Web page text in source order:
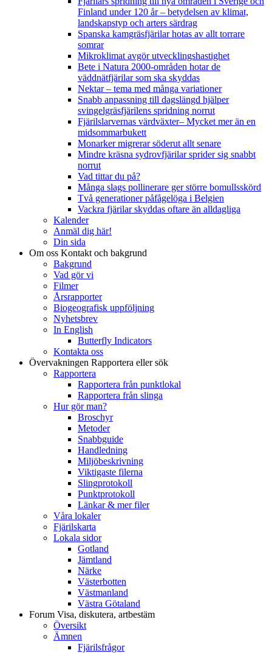
Finland under 120 år– betydelsen av klimat,
landskapstyp och arters särdrag
Spanska kamgräsfjärilar hotas av allt torrare
somrar
Mikroklimat avgör utvecklingshastighet
Bete i Natura 2000-områden hotar de
väddnätfjärilar som ska skyddas
Nektar – tema med många variationer
Snabb anpassning till dagslängd hjälper
svingelgräsfjärilens spridning norrut
Fjärilslarvernas värdväxter– Mycket mer än en
midsommarbukett
Monarker migrerar söderut allt senare
Mindre kräsna sydrovfjärilar sprider sig snabbt
norrut
Vad tittar du på?
Många slags pollinerare ger större bomullsskörd
Två generationer påfågelöga i Belgien
Vackra fjärilar skyddas oftare än alldagliga
Kalender
Anmäl dig här!
Din sida
Om oss Kontakt och bakgrund
Bakgrund
Vad gör vi
Filmer
Årsrapporter
Biogeografisk uppföljning
Nyhetsbrev
In English
Butterfly Indicators
Kontakta oss
Övervakningen Rapportera eller sök
Rapportera
Rapportera från punktlokal
Rapportera från slinga
Hur gör man?
Broschyr
Metoder
Snabbguide
Handledning
Miljöbeskrivning
Viktigaste filerna
Slingprotokoll
Punktprotokoll
Länkar & mer filer
Våra lokaler
Fjärilskarta
Lokala sidor
Gotland
Jämtland
Närke
Västerbotten
Västmanland
Västra Götaland
Forum Visa, diskutera, artbestäm
Översikt
Ämnen
Fjärilsfrågor